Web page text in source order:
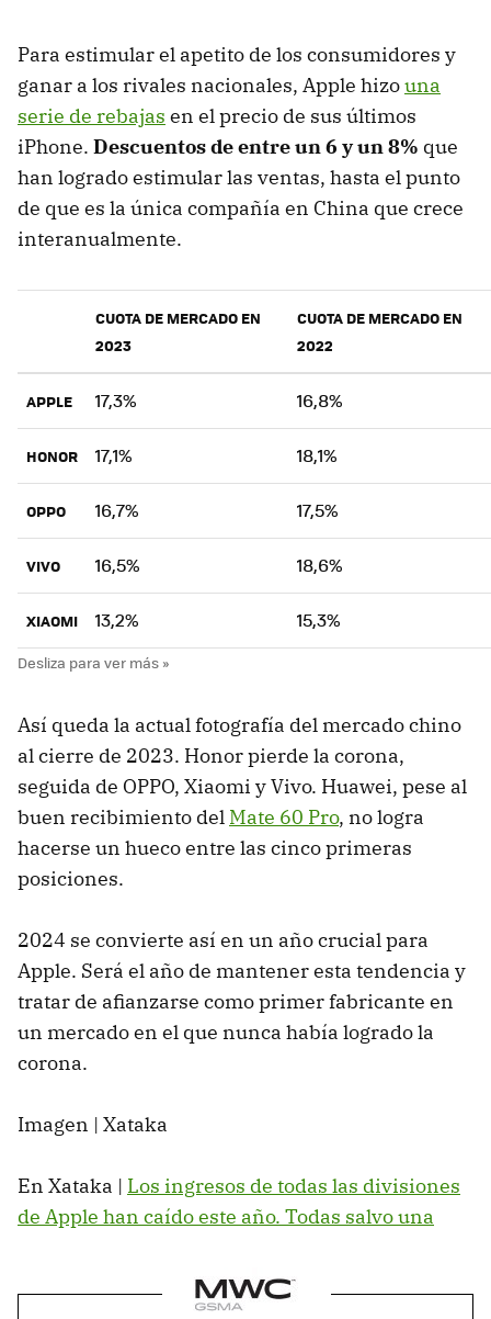
Para estimular el apetito de los consumidores y
ganar a los rivales nacionales, Apple hizouna
serie de rebajas en el precio de sus últimos
iPhone. Descuentos de entre un 6 y un 8% que
han logrado estimular las ventas, hasta el punto
de que es la única compañía en China que crece
interanualmente.
CUOTA DE MERCADO EN
2023
CUOTA DE MERCADO EN
2022
APPLE 17,3% 16,8%
HONOR 17,1% 18,1%
OPPO 16,7% 17,5%
VIVO 16,5% 18,6%
XIAOMI 13,2% 15,3%
Así queda la actual fotografía del mercado chino
al cierre de 2023. Honor pierde la corona,
seguida de OPPO, Xiaomi y Vivo. Huawei, pese al
buen recibimiento del Mate 60 Pro, no logra
hacerse un hueco entre las cinco primeras
posiciones.
2024 se convierte así en un año crucial para
Apple. Será el año de mantener esta tendencia y
tratar de afianzarse como primer fabricante en
un mercado en el que nunca había logrado la
corona.
Imagen | Xataka
En Xataka | Los ingresos de todas las divisiones
de Apple han caído este año. Todas salvo una